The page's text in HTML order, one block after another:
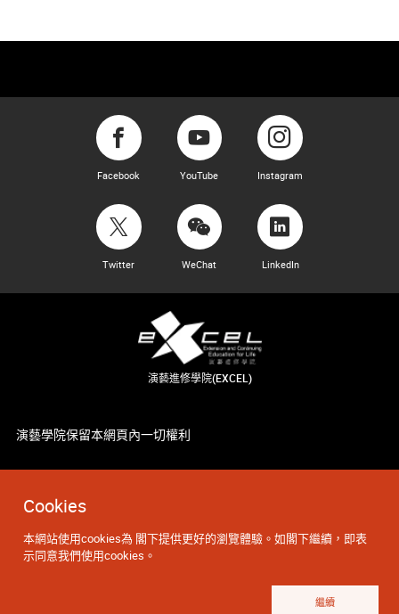
Cookies
本網站使用cookies為 閣下提供更好的瀏覽體驗。如閣下繼續，即表
示同意我們使用cookies。
繼續
Facebook YouTube Instagram
Twitter WeChat LinkedIn
演藝進修學院(EXCEL)
演藝學院保留本網頁內一切權利